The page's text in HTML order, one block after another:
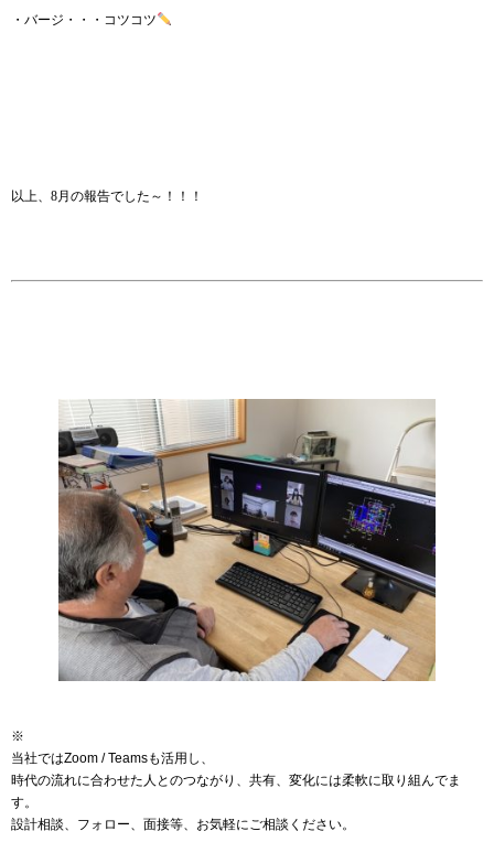
・バージ・・・コツコツ
以上、8月の報告でした～！！！
※
当社ではZoom / Teamsも活用し、
時代の流れに合わせた人とのつながり、共有、変化には柔軟に取り組んでま
す。
設計相談、フォロー、面接等、お気軽にご相談ください。